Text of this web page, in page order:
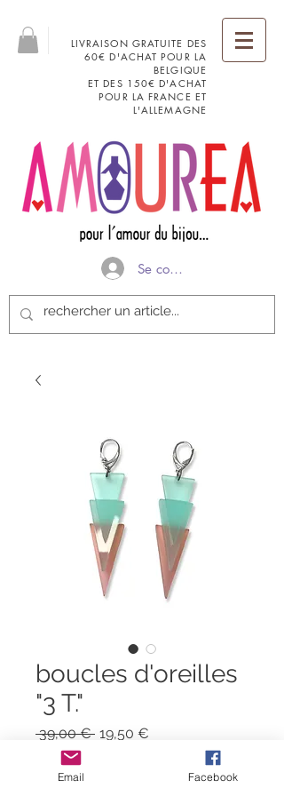
LIVRAISON GRATUITE DES
60€ D'ACHAT POUR LA
BELGIQUE
ET DES 150€ D'ACHAT
POUR LA FRANCE ET
L'ALLEMAGNE
Se connecter
boucles d'oreilles
"3 T."
39,00 € Prix
19,50 €
promotionnel
Quantité
Email Facebook